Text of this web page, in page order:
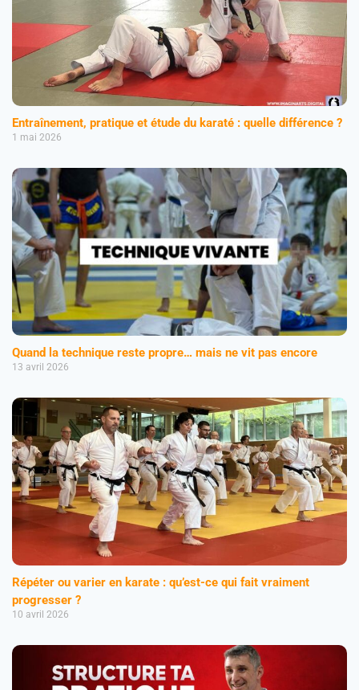
Entraînement, pratique et étude du karaté : quelle différence ?
1 mai 2026
Quand la technique reste propre… mais ne vit pas encore
13 avril 2026
Répéter ou varier en karate : qu’est-ce qui fait vraiment
progresser ?
10 avril 2026